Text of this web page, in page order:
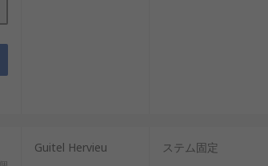
Guitel Hervieu ステム固定